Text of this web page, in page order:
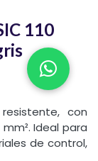
110
resistente, con
Ideal para
de control,